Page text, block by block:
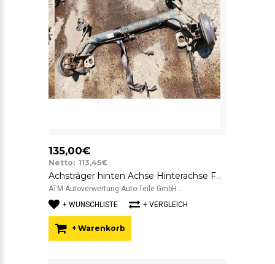
135,00€
Netto: 113,45€
Achsträger hinten Achse Hinterachse Ford Fiesta 5 V 2S615K574JJ
ATM Autoverwertung Auto-Teile GmbH ..
+ WUNSCHLISTE
+ VERGLEICH
+ Warenkorb